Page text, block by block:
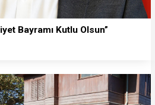
Bayramı Kutlu Olsun”